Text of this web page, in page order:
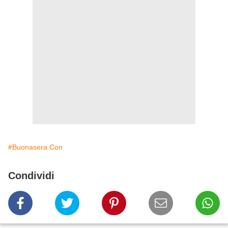
#Buonasera Con
Condividi